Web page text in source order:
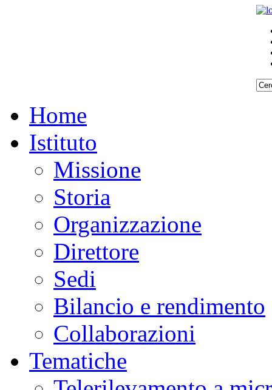
Home
Istituto
Missione
Storia
Organizzazione
Direttore
Sedi
Bilancio e rendimento
Collaborazioni
Tematiche